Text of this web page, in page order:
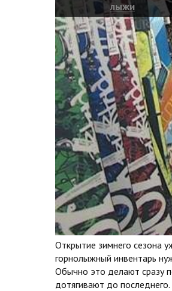
лыжи
Открытие зимнего сезона
горнолыжный инвентарь
Обычно это делают сразу
дотягивают до последнего.